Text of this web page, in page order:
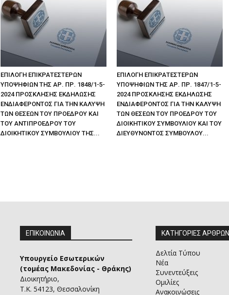
ΕΠΙΛΟΓΗ ΕΠΙΚΡΑΤΕΣΤΕΡΩΝ
ΥΠΟΨΗΦΙΩΝ ΤΗΣ ΑΡ. ΠΡ. 1848/1-5-
2024 ΠΡΟΣΚΛΗΣΗΣ ΕΚΔΗΛΩΣΗΣ
ΕΝΔΙΑΦΕΡΟΝΤΟΣ ΓΙΑ ΤΗΝ ΚΑΛΥΨΗ
ΤΩΝ ΘΕΣΕΩΝ ΤΟΥ ΠΡΟΕΔΡΟΥ ΚΑΙ
ΤΟΥ ΑΝΤΙΠΡΟΕΔΡΟΥ ΤΟΥ
ΔΙΟΙΚΗΤΙΚΟΥ ΣΥΜΒΟΥΛΙΟΥ ΤΗΣ...
ΕΠΙΛΟΓΗ ΕΠΙΚΡΑΤΕΣΤΕΡΩΝ
ΥΠΟΨΗΦΙΩΝ ΤΗΣ ΑΡ. ΠΡ. 1847/1-5-
2024 ΠΡΟΣΚΛΗΣΗΣ ΕΚΔΗΛΩΣΗΣ
ΕΝΔΙΑΦΕΡΟΝΤΟΣ ΓΙΑ ΤΗΝ ΚΑΛΥΨΗ
ΤΩΝ ΘΕΣΕΩΝ ΤΟΥ ΠΡΟΕΔΡΟΥ ΤΟΥ
ΔΙΟΙΚΗΤΙΚΟΥ ΣΥΜΒΟΥΛΙΟΥ ΚΑΙ ΤΟΥ
ΔΙΕΥΘΥΝΟΝΤΟΣ ΣΥΜΒΟΥΛΟΥ...
ΕΠΙΚΟΙΝΩΝΙΑ
Υπουργείο Εσωτερικών
(τομέας Μακεδονίας - Θράκης)
Διοικητήριο,
Τ.Κ. 54123, Θεσσαλονίκη
ΚΑΤΗΓΟΡΙΕΣ ΑΡΘΡΩΝ
Δελτία Τύπου
Νέα
Συνεντεύξεις
Ομιλίες
Ανακοινώσεις